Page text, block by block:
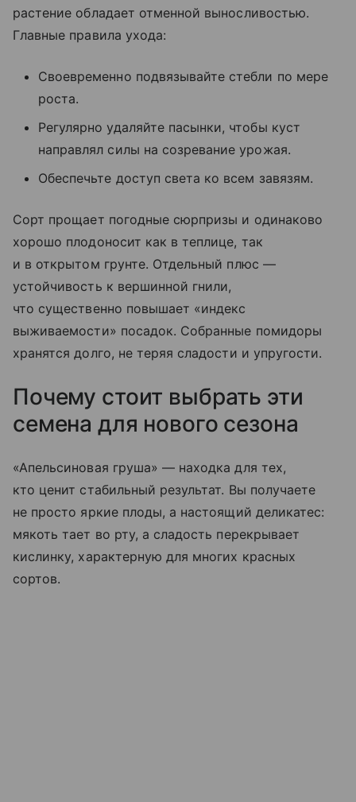
растение обладает отменной выносливостью.
Главные правила ухода:
Своевременно подвязывайте стебли по мере
роста.
Регулярно удаляйте пасынки, чтобы куст
направлял силы на созревание урожая.
Обеспечьте доступ света ко всем завязям.
Сорт прощает погодные сюрпризы и одинаково
хорошо плодоносит как в теплице, так
и в открытом грунте. Отдельный плюс —
устойчивость к вершинной гнили,
что существенно повышает «индекс
выживаемости» посадок. Собранные помидоры
хранятся долго, не теряя сладости и упругости.
Почему стоит выбрать эти
семена для нового сезона
«Апельсиновая груша» — находка для тех,
кто ценит стабильный результат. Вы получаете
не просто яркие плоды, а настоящий деликатес:
мякоть тает во рту, а сладость перекрывает
кислинку, характерную для многих красных
сортов.